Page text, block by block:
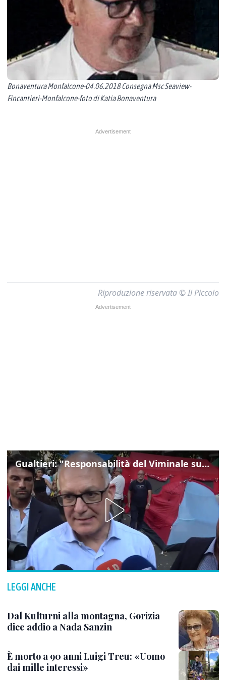
Bonaventura Monfalcone-04.06.2018 Consegna Msc Seaview-
Fincantieri-Monfalcone-foto di Katia Bonaventura
Riproduzione riservata © Il Piccolo
Gualtieri: "Responsabilità del Viminale su Spin Time? La posizione dei partiti è nota"
LEGGI ANCHE
Dal Kulturni alla montagna, Gorizia
dice addio a Nada Sanzin
È morto a 90 anni Luigi Treu: «Uomo
dai mille interessi»